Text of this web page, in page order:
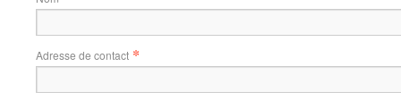
Adresse de contact *